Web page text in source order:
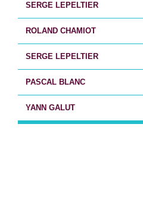
SERGE LEPELTIER
ROLAND CHAMIOT
SERGE LEPELTIER
PASCAL BLANC
YANN GALUT